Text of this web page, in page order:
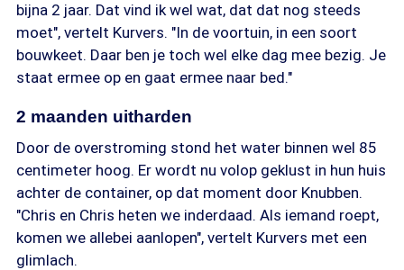
bijna 2 jaar. Dat vind ik wel wat, dat dat nog steeds
moet", vertelt Kurvers. "In de voortuin, in een soort
bouwkeet. Daar ben je toch wel elke dag mee bezig. Je
staat ermee op en gaat ermee naar bed."
2 maanden uitharden
Door de overstroming stond het water binnen wel 85
centimeter hoog. Er wordt nu volop geklust in hun huis
achter de container, op dat moment door Knubben.
"Chris en Chris heten we inderdaad. Als iemand roept,
komen we allebei aanlopen", vertelt Kurvers met een
glimlach.